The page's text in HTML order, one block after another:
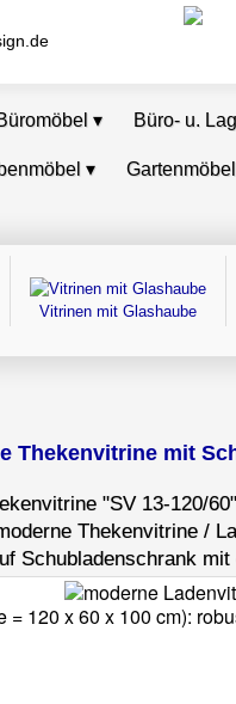
Vitrinen mit Glashaube
Thekenvitrine mit
"SV 13-120/
Thekenvitrine /
Schubladenschrank
120 x 60 x 100 cm):
▾ Büro- u.
▾ Gartenmöbel